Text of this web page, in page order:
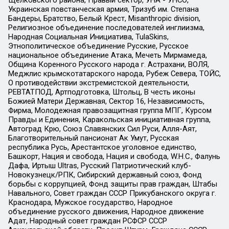
Украинская повстанческая армия, Тризуб им. Степана
Бандеры, Братство, Белый Крест, Misanthropic division,
Религиозное объединение последователей инглиизма,
Народная Социальная Инициатива, TulaSkins,
Этнополитическое объединение Русские, Русское
национальное объединение Атака, Мечеть Мирмамеда,
Община Коренного Русского народа г. Астрахани, ВОЛЯ,
Меджлис крымскотатарского народа, Рубеж Севера, ТОЙС,
О противодействии экстремистской деятельности,
РЕВТАТПОД, Артподготовка, Штольц, В честь иконы
Божией Матери Державная, Сектор 16, Независимость,
Фирма, Молодежная правозащитная группа МПГ, Курсом
Правды и Единения, Каракольская инициативная группа,
Автоград Крю, Союз Славянских Сил Руси, Алля-Аят,
Благотворительный пансионат Ак Умут, Русская
республика Русь, Арестантское уголовное единство,
Башкорт, Нация и свобода, Нация и свобода, W.H.С., Фалунь
Дафа, Иртыш Ultras, Русский Патриотический клуб-
Новокузнецк/РПК, Сибирский державный союз, Фонд
борьбы с коррупцией, Фонд защиты прав граждан, Штабы
Навального, Совет граждан СССР Прикубанского округа г.
Краснодара, Мужское государство, Народное
объединение русского движения, Народное движение
Адат, Народный совет граждан РСФСР СССР